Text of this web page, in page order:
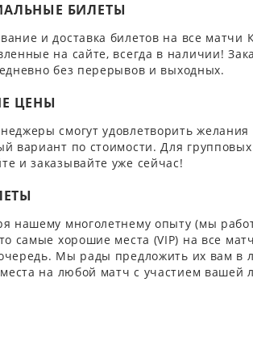
БИЛЕТЫ
и доставка билетов на все матчи
на сайте, всегда в наличии!
без перерывов и выходных.
ЦЕНЫ
смогут удовлетворить желания
вариант по стоимости. Для
и заказывайте уже сейчас!
нашему многолетнему опыту (мы
самые хорошие места (VIP) на все
Мы рады предложить их вам в
места на любой матч с участием